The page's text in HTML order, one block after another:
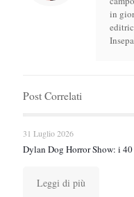
in
Post Correlati
31 Luglio 2026
Dylan Dog Horror Show: i
Leggi di più